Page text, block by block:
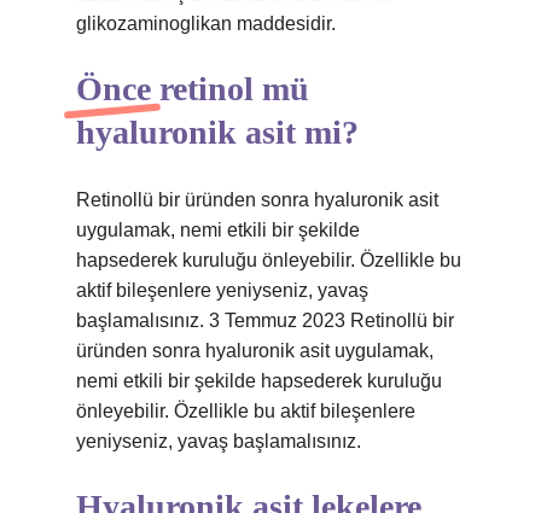
glikozaminoglikan maddesidir.
Önce retinol mü
hyaluronik asit mi?
Retinollü bir üründen sonra hyaluronik asit
uygulamak, nemi etkili bir şekilde
hapsederek kuruluğu önleyebilir. Özellikle bu
aktif bileşenlere yeniyseniz, yavaş
başlamalısınız. 3 Temmuz 2023 Retinollü bir
üründen sonra hyaluronik asit uygulamak,
nemi etkili bir şekilde hapsederek kuruluğu
önleyebilir. Özellikle bu aktif bileşenlere
yeniyseniz, yavaş başlamalısınız.